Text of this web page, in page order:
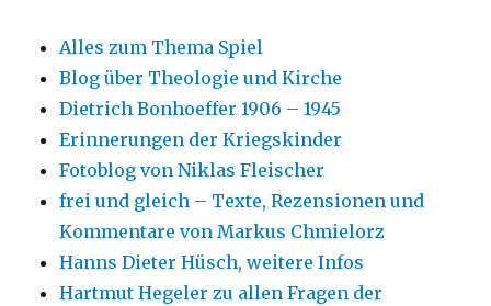
Alles zum Thema Spiel
Blog über Theologie und Kirche
Dietrich Bonhoeffer 1906 – 1945
Erinnerungen der Kriegskinder
Fotoblog von Niklas Fleischer
frei und gleich – Texte, Rezensionen und
Kommentare von Markus Chmielorz
Hanns Dieter Hüsch, weitere Infos
Hartmut Hegeler zu allen Fragen der